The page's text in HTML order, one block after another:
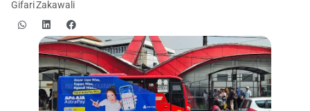
Gifari Zakawali